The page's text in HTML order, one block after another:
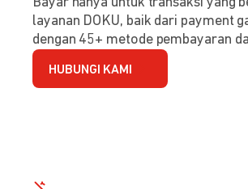
layanan DOKU, baik dari payment
dengan 45+ metode pembayaran
HUBUNGI KAMI